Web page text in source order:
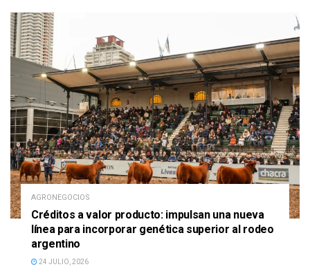
AGRONEGOCIOS
Créditos a valor producto: impulsan una nueva
línea para incorporar genética superior al rodeo
argentino
24 JULIO, 2026